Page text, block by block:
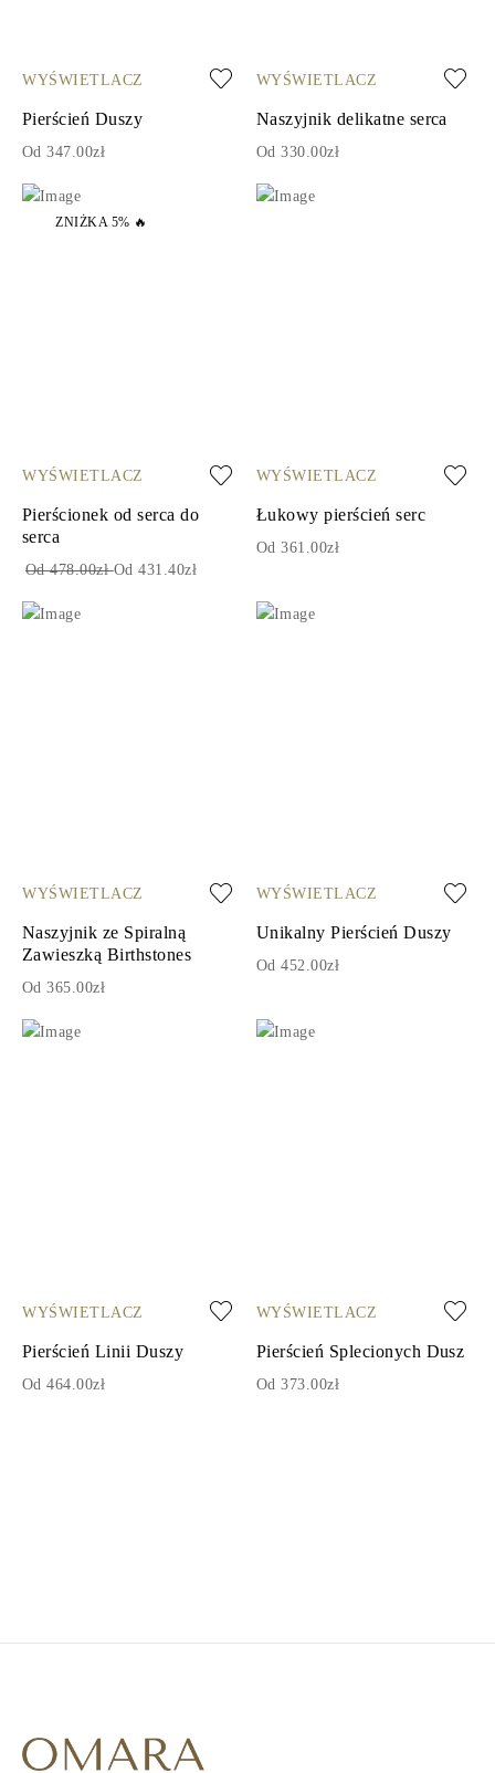
WYŚWIETLACZ
Pierścień Duszy
Od 347.00zł
WYŚWIETLACZ
Naszyjnik delikatne serca
Od 330.00zł
ZNIŻKA 5% 🔥
WYŚWIETLACZ
Pierścionek od serca do
serca
Od 478.00złOd 431.40zł
WYŚWIETLACZ
Łukowy pierścień serc
Od 361.00zł
WYŚWIETLACZ
Naszyjnik ze Spiralną
Zawieszką Birthstones
Od 365.00zł
WYŚWIETLACZ
Unikalny Pierścień Duszy
Od 452.00zł
WYŚWIETLACZ
Pierścień Linii Duszy
Od 464.00zł
WYŚWIETLACZ
Pierścień Splecionych Dusz
Od 373.00zł